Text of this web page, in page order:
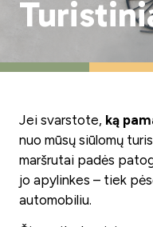
Jei svarstote, ką
nuo mūsų siūlomų
maršrutai padės
jo apylinkes – tiek
automobiliu.